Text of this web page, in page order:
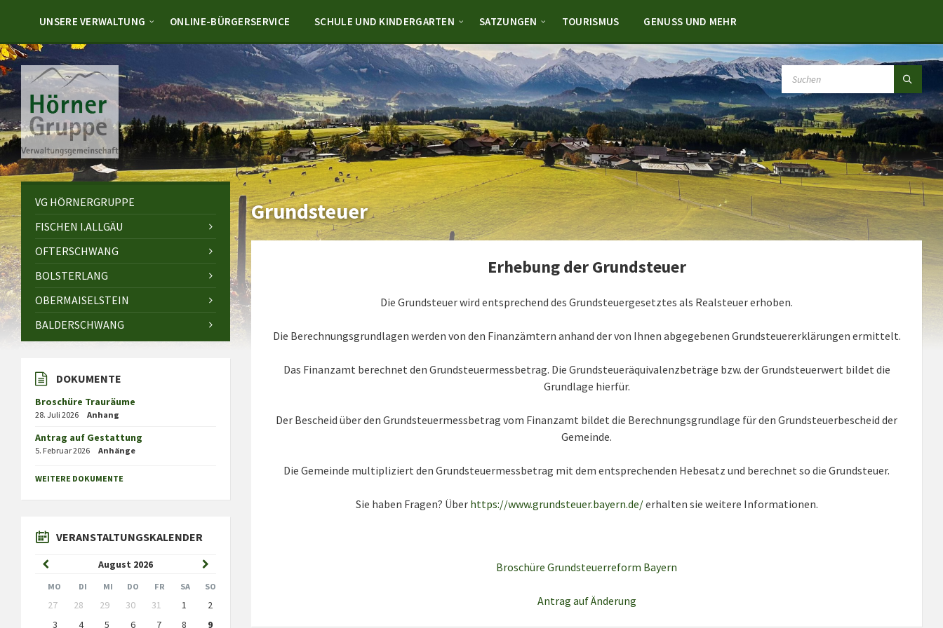
sidebar
UNSERE VERWALTUNG ONLINE-BÜRGERSERVICE SCHULE UND KINDERGARTEN SATZUNGEN TOURISMUS GENUSS UND MEHR
SEARCH:
Grundsteuer
Erhebung der Grundsteuer
Die Grundsteuer wird entsprechend des Grundsteuergesetztes als Realsteuer erhoben.
Die Berechnungsgrundlagen werden von den Finanzämtern anhand der von Ihnen abgegebenen Grundsteuererklärungen ermittelt.
Das Finanzamt berechnet den Grundsteuermessbetrag. Die Grundsteueräquivalenzbeträge bzw. der Grundsteuerwert bildet die
Grundlage hierfür.
Der Bescheid über den Grundsteuermessbetrag vom Finanzamt bildet die Berechnungsgrundlage für den Grundsteuerbescheid der
Gemeinde.
Die Gemeinde multipliziert den Grundsteuermessbetrag mit dem entsprechenden Hebesatz und berechnet so die Grundsteuer.
Sie haben Fragen? Über https://www.grundsteuer.bayern.de/erhalten sie weitere Informationen.
Broschüre Grundsteuerreform Bayern
Antrag auf Änderung
VG HÖRNERGRUPPE
FISCHEN I.ALLGÄU
OFTERSCHWANG
BOLSTERLANG
OBERMAISELSTEIN
BALDERSCHWANG
DOKUMENTE
Broschüre Trauräume
28. Juli 2026 Anhang
Antrag auf Gestattung
5. Februar 2026 Anhänge
WEITERE DOKUMENTE
VERANSTALTUNGSKALENDER
August 2026
Previous
Month
Month
MO DI MI DO FR SA SO
Skip
calendar
days
27 28 29 30 31 1
2
3
4 5 6 7 8
9